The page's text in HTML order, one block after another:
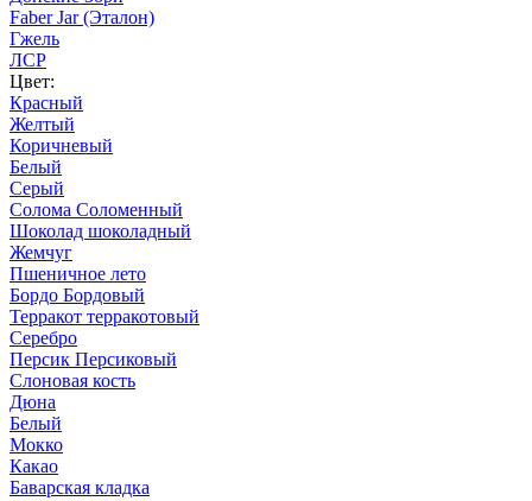
Faber Jar (Эталон)
Гжель
ЛСР
Цвет:
Красный
Желтый
Коричневый
Белый
Серый
Солома Соломенный
Шоколад шоколадный
Жемчуг
Пшеничное лето
Бордо Бордовый
Терракот терракотовый
Серебро
Персик Персиковый
Слоновая кость
Дюна
Белый
Мокко
Какао
Баварская кладка